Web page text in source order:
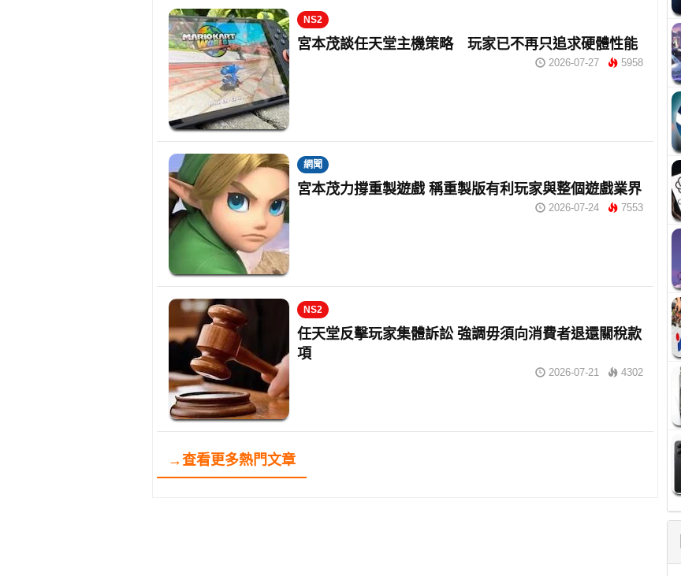
NS2
宮本茂談任天堂主機策略 玩家已不再只追求硬體性能
2026-07-27 5958
網聞
宮本茂力撐重製遊戲 稱重製版有利玩家與整個遊戲業界
2026-07-24 7553
NS2
任天堂反擊玩家集體訴訟 強調毋須向消費者退還關稅款
項
2026-07-21 4302
→查看更多熱門文章